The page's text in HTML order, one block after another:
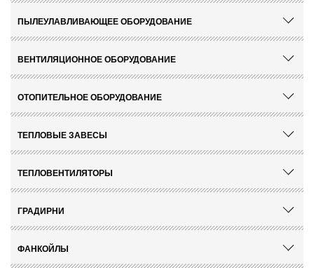
ПЫЛЕУЛАВЛИВАЮЩЕЕ ОБОРУДОВАНИЕ
ВЕНТИЛЯЦИОННОЕ ОБОРУДОВАНИЕ
ОТОПИТЕЛЬНОЕ ОБОРУДОВАНИЕ
ТЕПЛОВЫЕ ЗАВЕСЫ
ТЕПЛОВЕНТИЛЯТОРЫ
ГРАДИРНИ
ФАНКОЙЛЫ